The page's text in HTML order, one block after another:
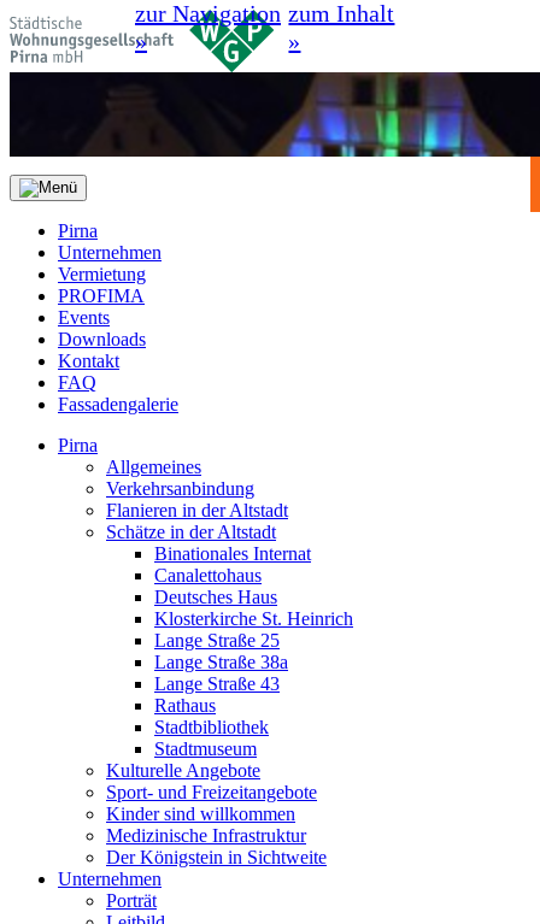
zur Navigation
»
zum Inhalt
»
Pirna
Unternehmen
Vermietung
PROFIMA
Events
Downloads
Kontakt
FAQ
Fassadengalerie
Pirna
Allgemeines
Verkehrsanbindung
Flanieren in der Altstadt
Schätze in der Altstadt
Binationales Internat
Canalettohaus
Deutsches Haus
Klosterkirche St. Heinrich
Lange Straße 25
Lange Straße 38a
Lange Straße 43
Rathaus
Stadtbibliothek
Stadtmuseum
Kulturelle Angebote
Sport- und Freizeitangebote
Kinder sind willkommen
Medizinische Infrastruktur
Der Königstein in Sichtweite
Unternehmen
Porträt